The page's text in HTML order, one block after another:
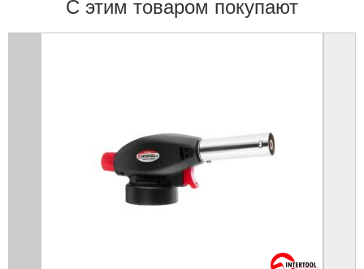
С этим товаром покупают